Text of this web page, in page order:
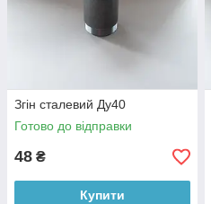
Згін сталевий Ду40
Готово до відправки
48 ₴
Купити